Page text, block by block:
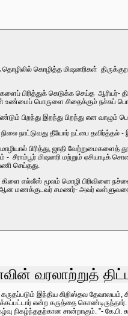
தொழிலில் கொழித்த மிஷனரிகள்
பிரித்துக் கெடுக்க செய்த
உண்மைப் பொருளை சிதைக்கும் நச்சுப்
பிறந்து இறந்து பிறந்து என வாழும்
நாட்டுவது தீயோர் நட்பை தவிர்த்தல் -
பிரித்து, ஜாதி
மிஷனரி மற்றும் ஏசியாடிக்
செய்தது.
எல்லீஸ் மூலம் மொழி பிரிவினை
உரை ஆன மணக்குடவர் சமணர்- அவர்
வரலாற்றுத்
இந்திய கிறிஸ்தவ தேவாலயம்,
என்ற கருத்தை கொண்டிருந்தார்.
நிகழ்ந்ததற்கான சான்றாகும். ”- கே.பி.